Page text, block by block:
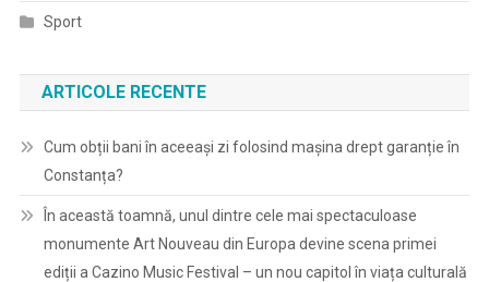
Sport
ARTICOLE RECENTE
Cum obții bani în aceeași zi folosind mașina drept garanție în
Constanța?
În această toamnă, unul dintre cele mai spectaculoase
monumente Art Nouveau din Europa devine scena primei
ediții a Cazino Music Festival – un nou capitol în viața culturală